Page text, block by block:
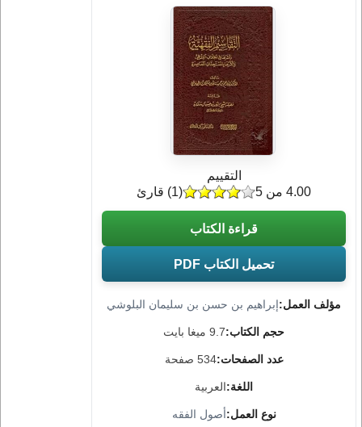
مؤلف العمل:إبراهيم بن حسن بن سليمان البلوشي
حجم الكتاب:9.7 ميغا بايت
عدد الصفحات:534 صفحة
اللغة:العربية
نوع العمل:أصول الفقه
التقييم
(
1) قارئ 4.00 من 5
قراءة الكتاب
تحميل الكتاب PDF